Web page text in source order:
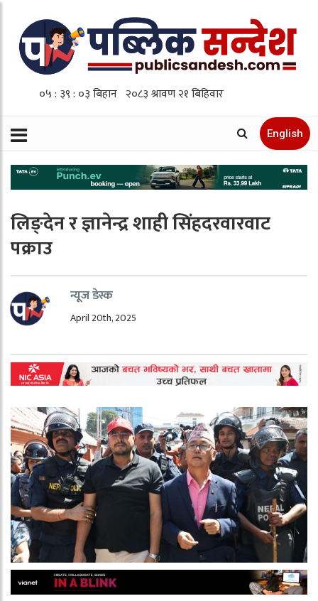
English
लिङ्देन र ज्ञानेन्द्र शाही सिंहदरवारवाट
पक्राउ
न्यूज डेस्क
April 20th, 2025